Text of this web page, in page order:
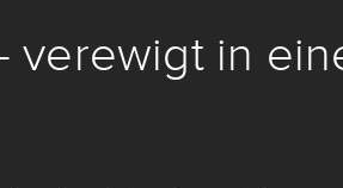
verewigt in